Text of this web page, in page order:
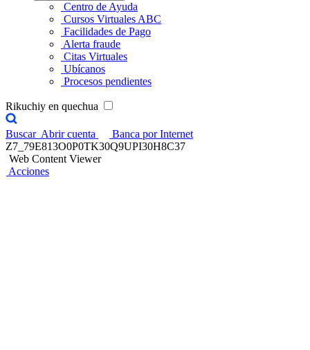
Centro de Ayuda
Cursos Virtuales ABC
Facilidades de Pago
Alerta fraude
Citas Virtuales
Ubícanos
Procesos pendientes
Rikuchiy en quechua
Buscar Abrir cuenta
Banca por Internet
Z7_79E813O0P0TK30Q9UPI30H8C37
Web Content Viewer
Acciones